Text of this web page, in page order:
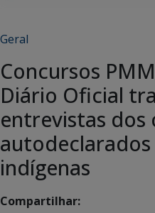
Geral
Concursos
Diário Oficial
entrevistas dos
indígenas
Compartilhar: